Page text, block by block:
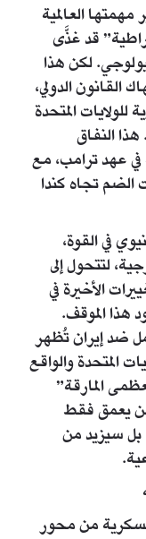
مهمتها العالمية
قد غذَّى
لكن هذا
القانون الدولي،
للولايات المتحدة
النفاق
عهد ترامب، مع
تجاه كندا
في القوة،
لتتحول إلى
الأخيرة في
هذا الموقف.
ضد إيران تُظهر
المتحدة والواقع
المارقة”
يعمق فقط
بل سيزيد من
من محور